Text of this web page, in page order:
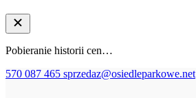
Pobieranie historii cen…
570 087 465 sprzedaz@osiedleparkowe.net